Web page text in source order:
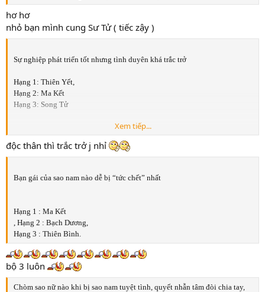
hơ hơ
nhỏ bạn mình cung Sư Tử ( tiếc zậy )
Sự nghiệp phát triển tốt nhưng tình duyên khá trắc trở
Hạng 1: Thiên Yết,
Hạng 2: Ma Kết
Hạng 3: Song Tử
Xem tiếp...
độc thân thì trắc trở j nhỉ
Bạn gái của sao nam nào dễ bị “tức chết” nhất
Hạng 1 : Ma Kết
, Hạng 2 : Bạch Dương,
Hạng 3 : Thiên Bình.
bộ 3 luôn
Chòm sao nữ nào khi bị sao nam tuyệt tình, quyết nhẫn tâm đòi chia tay,